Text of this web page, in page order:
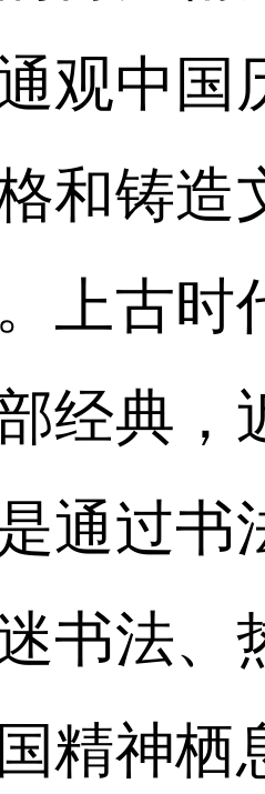
观中国
和铸造
上古时
经典，
通过书
书法、
精神栖